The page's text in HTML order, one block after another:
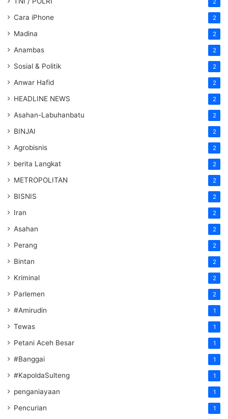
2
Cara iPhone 2
Madina 2
Anambas 2
Sosial & Politik 2
Anwar Hafid 2
HEADLINE NEWS 2
Asahan-Labuhanbatu 2
BINJAI 2
Agrobisnis 2
berita Langkat 2
METROPOLITAN 2
BISNIS 2
Iran 2
Asahan 2
Perang 2
Bintan 2
Kriminal 2
Parlemen 2
#Amirudin 1
Tewas 1
Petani Aceh Besar 1
#Banggai 1
#KapoldaSulteng 1
penganiayaan 1
Pencurian 1